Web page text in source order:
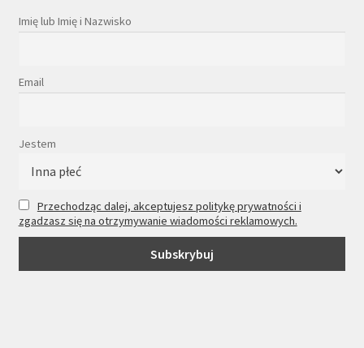
Imię lub Imię i Nazwisko
Email
Jestem
Przechodząc dalej, akceptujesz politykę prywatności i
zgadzasz się na otrzymywanie wiadomości reklamowych.